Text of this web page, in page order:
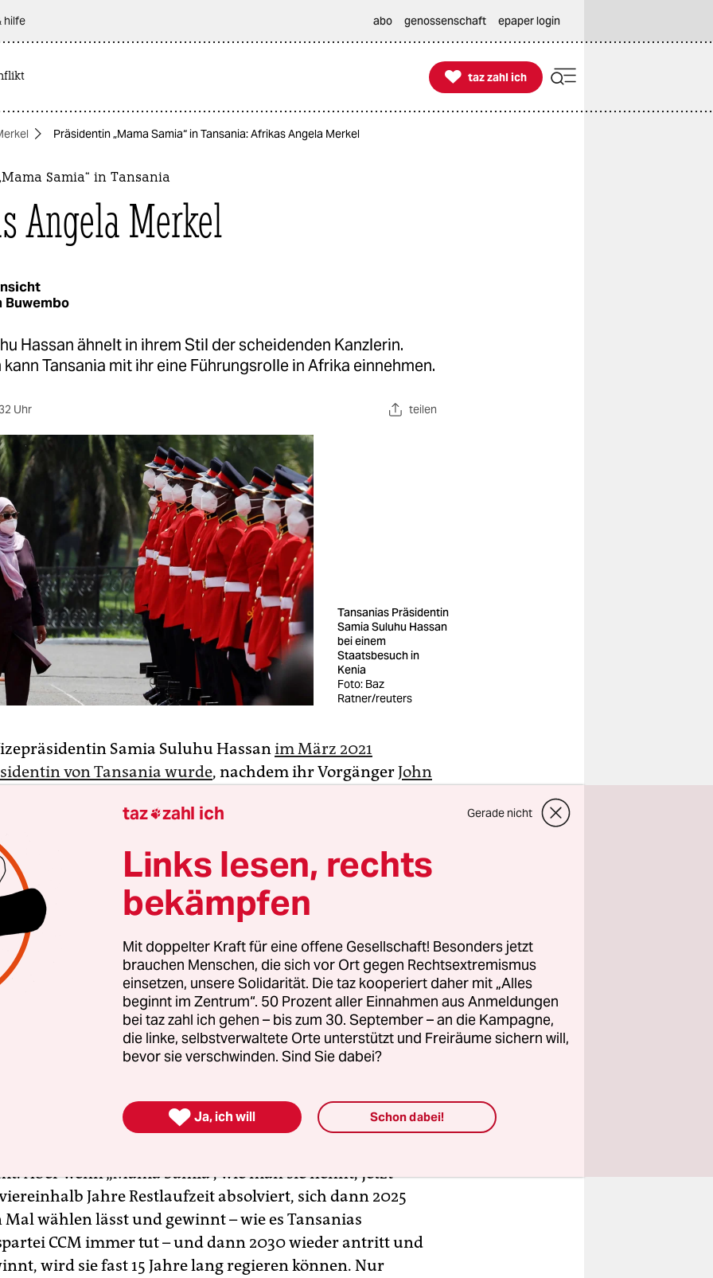
hilfe abo genossenschaft epaper login

taz zahl ich
taz zahl ich
Präsidentin „Mama Samia“ in Tansania: Afrikas Angela Merkel
Samia“ in Tansania
Angela Merkel
Buwembo
Hassan ähnelt in ihrem Stil der scheidenden Kanzlerin.
Tansania mit ihr eine Führungsrolle in Afrika einnehmen.
Uhr teilen
Tansanias Präsidentin
Samia Suluhu Hassan
bei einem
Staatsbesuch in
Kenia
Foto: Baz
Ratner/reuters
Samia Suluhu Hassanim März 2021
von Tansania wurde, nachdem ihr VorgängerJohn
war, winkte ihr ein Rekord.
Aber wenn „Mama Samia“, wie man sie nennt, jetzt
Jahre Restlaufzeit absolviert, sich dann 2025
Mal wählen lässt und gewinnt – wie es Tansanias
CCM immer tut – und dann 2030 wieder antritt und
wird sie fast 15 Jahre lang regieren können. Nur
taz zahl ich Gerade nicht
Links lesen, rechts
bekämpfen
Mit doppelter Kraft für eine offene Gesellschaft! Besonders jetzt
brauchen Menschen, die sich vor Ort gegen Rechtsextremismus
einsetzen, unsere Solidarität. Die taz kooperiert daher mit „Alles
beginnt im Zentrum“. 50 Prozent aller Einnahmen aus Anmeldungen
bei taz zahl ich gehen – bis zum 30. September – an die Kampagne,
die linke, selbstverwaltete Orte unterstützt und Freiräume sichern will,
bevor sie verschwinden. Sind Sie dabei?
 Ja, ich will Schon dabei!